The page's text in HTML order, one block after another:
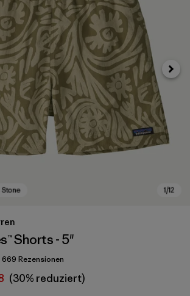
Shorts - 5"
4.4 / 5
669 Rezensionen
(30% reduziert)